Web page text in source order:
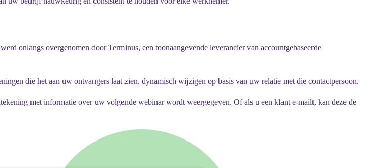
onlangs overgenomen door Terminus, een toonaangevende leverancier van accountgebaseerde
die het aan uw ontvangers laat zien, dynamisch wijzigen op basis van uw relatie met die contactpersoon.
met informatie over uw volgende webinar wordt weergegeven. Of als u een klant e-mailt, kan deze de